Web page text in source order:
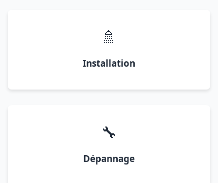
🚿
Installation
🔧
Dépannage